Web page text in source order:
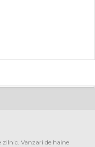
Vanzari de haine